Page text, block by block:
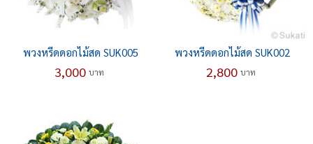
พวงหรีดดอกไม้สด SUK005
3,000 บาท
พวงหรีดดอกไม้สด SUK002
2,800 บาท